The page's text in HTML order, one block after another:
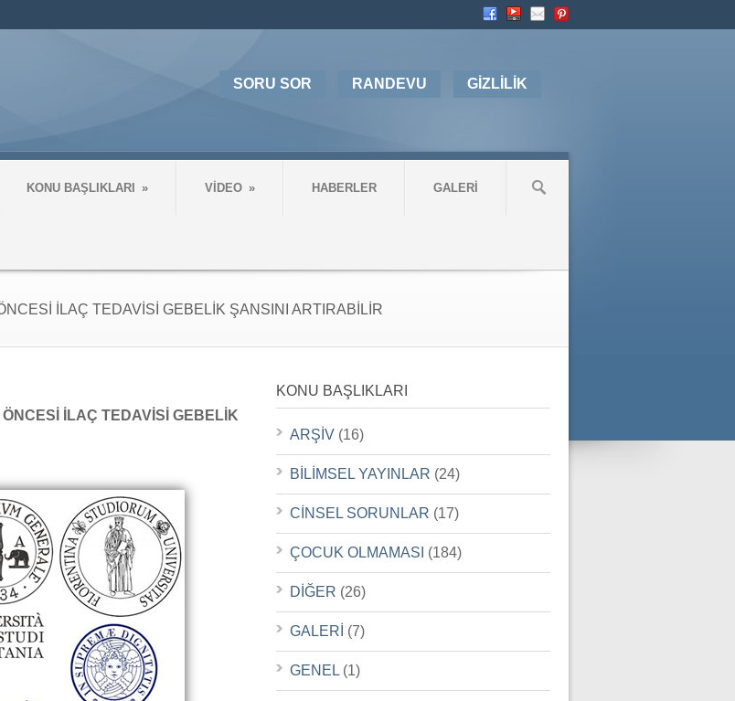
SORU SOR RANDEVU GİZLİLİK
KONU BAŞLIKLARI » VİDEO » HABERLER GALERİ
İLAÇ TEDAVİSİ GEBELİK ŞANSINI ARTIRABİLİR
İLAÇ TEDAVİSİ GEBELİK
KONU BAŞLIKLARI
ARŞİV (16)
BİLİMSEL YAYINLAR (24)
CİNSEL SORUNLAR (17)
ÇOCUK OLMAMASI (184)
DİĞER (26)
GALERİ (7)
GENEL (1)